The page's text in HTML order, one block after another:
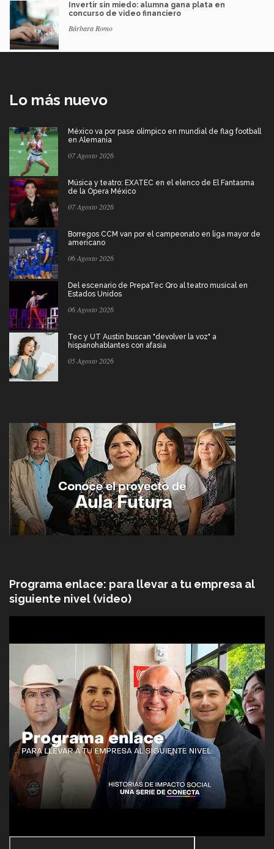
Invertir sin miedo: alumna gana plata en
concurso de video financiero
Bárbara Romo
Lo más nuevo
México va por pase olímpico en mundial de flag football
en Alemania
07 Agosto 2026
Música y teatro: EXATEC en el elenco de El Fantasma
de la Ópera México
07 Agosto 2026
Borregos CCM van por el campeonato en liga mayor de
americano
06 Agosto 2026
Del escenario de PrepaTec Qro al teatro musical en
Estados Unidos
06 Agosto 2026
Tec y UT Austin buscan "devolver la voz" a
hispanohablantes con afasia
05 Agosto 2026
Programa enlace: para llevar a tu empresa al
siguiente nivel (video)